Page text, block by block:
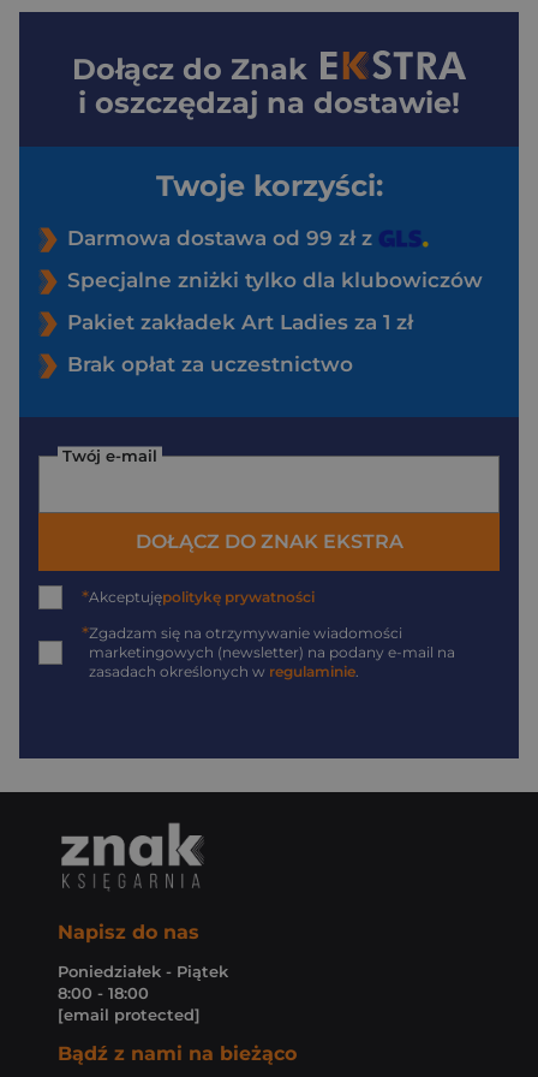
Dołącz do Znak
i oszczędzaj na dostawie!
Twoje korzyści:
Darmowa dostawa od 99 zł z
Specjalne zniżki tylko dla klubowiczów
Pakiet zakładek Art Ladies za 1 zł
Brak opłat za uczestnictwo
Twój e-mail
DOŁĄCZ DO ZNAK EKSTRA
*Akceptujępolitykę prywatności
*Zgadzam się na otrzymywanie wiadomości
marketingowych (newsletter) na podany e-mail na
zasadach określonych w regulaminie
Napisz do nas
Poniedziałek - Piątek
8:00 - 18:00
[email protected]
Bądź z nami na bieżąco